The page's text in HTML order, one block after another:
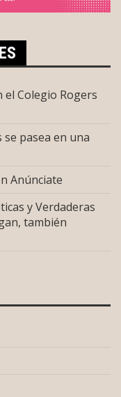
el Colegio Rogers
se pasea en una
Anúnciate
y Verdaderas
también